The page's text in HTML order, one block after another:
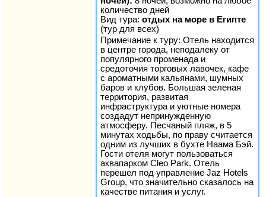
количество дней
Вид тура: отдых на море в Египте
(тур для всех)
Примечание к туру: Отель находится
в центре города, неподалеку от
популярного променада и
средоточия торговых лавочек, кафе
с ароматными кальянами, шумных
баров и клубов. Большая зеленая
территория, развитая
инфраструктура и уютные номера
создадут непринужденную
атмосферу. Песчаный пляж, в 5
минутах ходьбы, по праву считается
одним из лучших в бухте Наама Бэй.
Гости отеля могут пользоваться
аквапарком Cleo Park. Отель
перешел под управление Jaz Hotels
Group, что значительно сказалось на
качестве питания и услуг.